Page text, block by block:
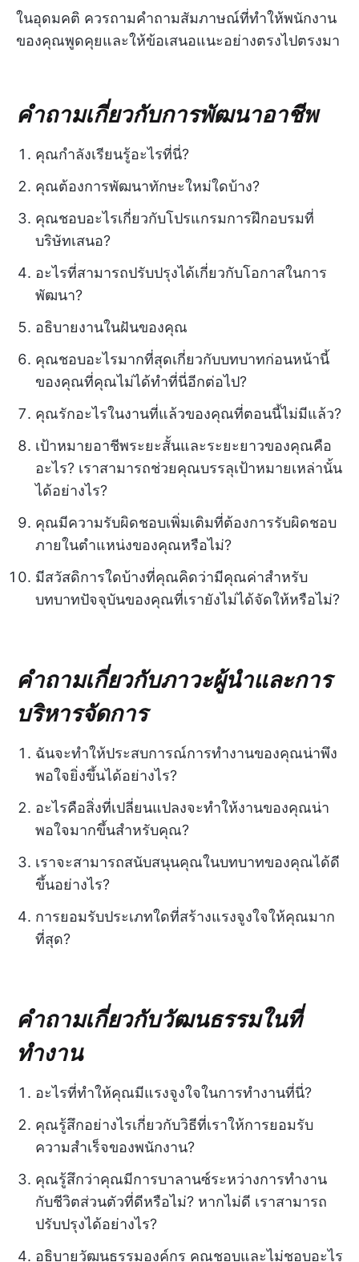
ในอุดมคติ ควรถามคำถามสัมภาษณ์ที่ทำให้พนักงาน
ของคุณพูดคุยและให้ข้อเสนอแนะอย่างตรงไปตรงมา
คำถามเกี่ยวกับการพัฒนาอาชีพ
คุณกำลังเรียนรู้อะไรที่นี่?
คุณต้องการพัฒนาทักษะใหม่ใดบ้าง?
คุณชอบอะไรเกี่ยวกับโปรแกรมการฝึกอบรมที่
บริษัทเสนอ?
อะไรที่สามารถปรับปรุงได้เกี่ยวกับโอกาสในการ
พัฒนา?
อธิบายงานในฝันของคุณ
คุณชอบอะไรมากที่สุดเกี่ยวกับบทบาทก่อนหน้านี้
ของคุณที่คุณไม่ได้ทำที่นี่อีกต่อไป?
คุณรักอะไรในงานที่แล้วของคุณที่ตอนนี้ไม่มีแล้ว?
เป้าหมายอาชีพระยะสั้นและระยะยาวของคุณคือ
อะไร? เราสามารถช่วยคุณบรรลุเป้าหมายเหล่านั้น
ได้อย่างไร?
คุณมีความรับผิดชอบเพิ่มเติมที่ต้องการรับผิดชอบ
ภายในตำแหน่งของคุณหรือไม่?
มีสวัสดิการใดบ้างที่คุณคิดว่ามีคุณค่าสำหรับ
บทบาทปัจจุบันของคุณที่เรายังไม่ได้จัดให้หรือไม่?
คำถามเกี่ยวกับภาวะผู้นำและการ
บริหารจัดการ
ฉันจะทำให้ประสบการณ์การทำงานของคุณน่าพึง
พอใจยิ่งขึ้นได้อย่างไร?
อะไรคือสิ่งที่เปลี่ยนแปลงจะทำให้งานของคุณน่า
พอใจมากขึ้นสำหรับคุณ?
เราจะสามารถสนับสนุนคุณในบทบาทของคุณได้ดี
ขึ้นอย่างไร?
การยอมรับประเภทใดที่สร้างแรงจูงใจให้คุณมาก
ที่สุด?
คำถามเกี่ยวกับวัฒนธรรมในที่
ทำงาน
อะไรที่ทำให้คุณมีแรงจูงใจในการทำงานที่นี่?
คุณรู้สึกอย่างไรเกี่ยวกับวิธีที่เราให้การยอมรับ
ความสำเร็จของพนักงาน?
คุณรู้สึกว่าคุณมีการบาลานซ์ระหว่างการทำงาน
กับชีวิตส่วนตัวที่ดีหรือไม่? หากไม่ดี เราสามารถ
ปรับปรุงได้อย่างไร?
อธิบายวัฒนธรรมองค์กร คุณชอบและไม่ชอบอะไร